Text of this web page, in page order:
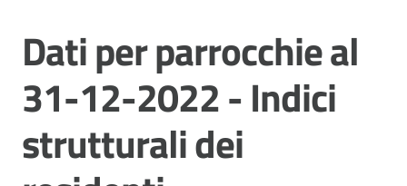
Novità
Servizi
Vivere
Salta al contenuto
Dati per parrocchie al
31-12-2022 - Indici
strutturali dei